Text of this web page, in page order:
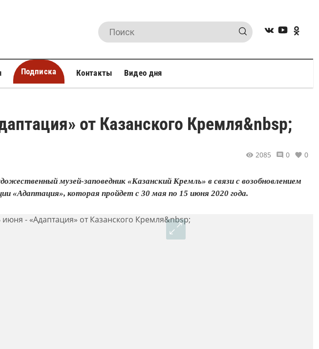
Подписка Контакты Видео дня
от Казанского Кремля&nbsp;
2085 0 0
музей-заповедник «Казанский Кремль» в связи с возобновлением
«Адаптация», которая пройдет с 30 мая по 15 июня 2020 года.